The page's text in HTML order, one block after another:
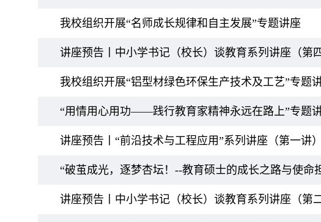
我校组织开展“名师成长规律和自主发展”专题讲座
讲座预告丨中小学书记（校长）谈教育系列讲座（第四
我校组织开展“铝型材绿色环保生产技术及工艺”专题
“用情用心用功——践行教育家精神永远在路上”专题
讲座预告丨“前沿技术与工程应用”系列讲座（第一讲）
“破茧成光，逐梦杏坛！--教育硕士的成长之路与使命
讲座预告丨中小学书记（校长）谈教育系列讲座（第二